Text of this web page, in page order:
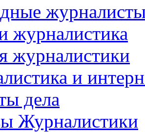
журналистики
и
дела
Журналистики